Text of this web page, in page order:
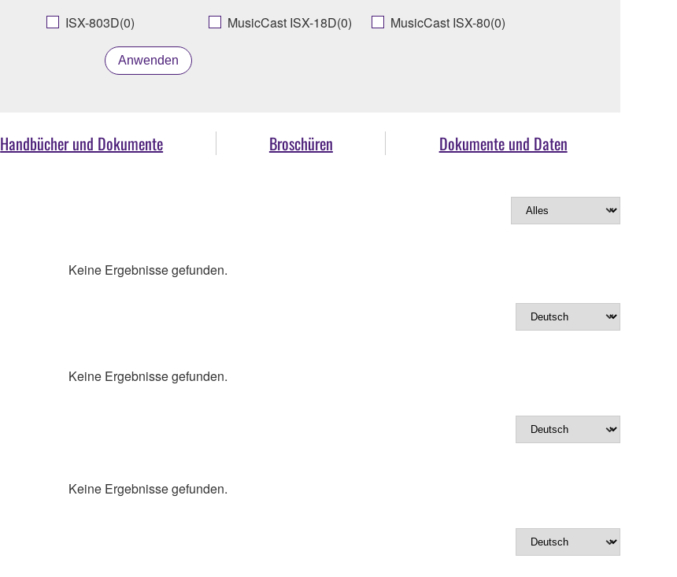
ISX-803D(0) MusicCast ISX-18D(0) MusicCast ISX-80(0)
Anwenden
Handbücher und Dokumente Broschüren Dokumente und Daten
Keine Ergebnisse gefunden.
Keine Ergebnisse gefunden.
Keine Ergebnisse gefunden.